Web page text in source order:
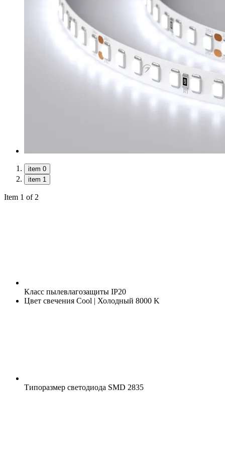
item 0
item 1
Item 1 of 2
Класс пылевлагозащиты IP20
Цвет свечения Cool | Холодный 8000 K
Типоразмер светодиода SMD 2835